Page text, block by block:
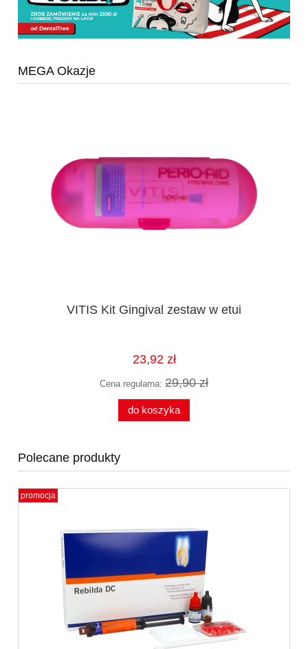
MEGA Okazje
VITIS Kit Gingival zestaw w etui
23,92 zł
Cena regularna: 29,90 zł
do koszyka
Polecane produkty
promocja